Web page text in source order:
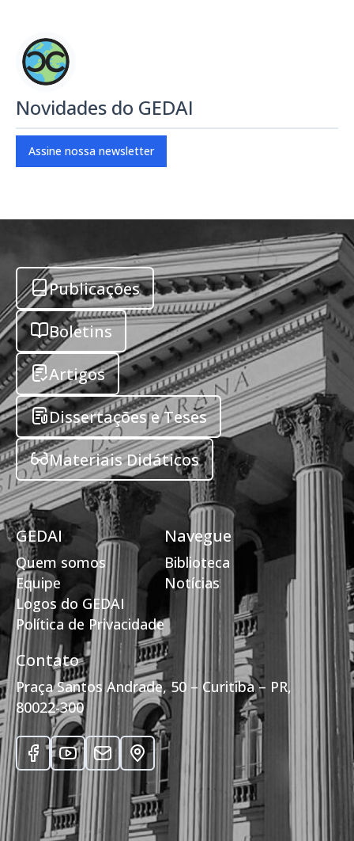
Novidades do GEDAI
Assine nossa newsletter
Publicações
Boletins
Artigos
Dissertações e Teses
Materiais Didáticos
GEDAI
Quem somos
Equipe
Logos do GEDAI
Política de Privacidade
Navegue
Biblioteca
Notícias
Contato
Praça Santos Andrade, 50 – Curitiba – PR,
80022-300